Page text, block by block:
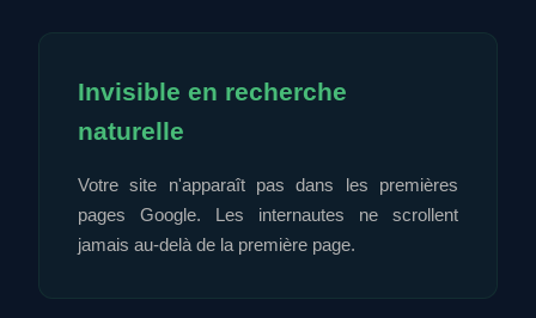
Invisible en recherche
naturelle
Votre site n'apparaît pas dans les premières
pages Google. Les internautes ne scrollent
jamais au-delà de la première page.